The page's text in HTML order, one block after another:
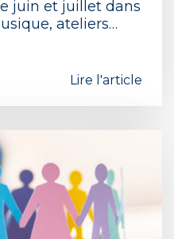
juin et juillet dans
ateliers…
Lire l'article